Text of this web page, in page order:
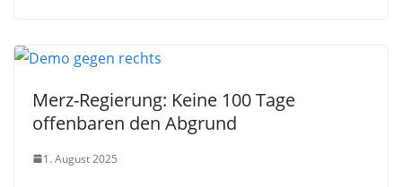
Merz-Regierung: Keine 100 Tage
offenbaren den Abgrund
1. August 2025